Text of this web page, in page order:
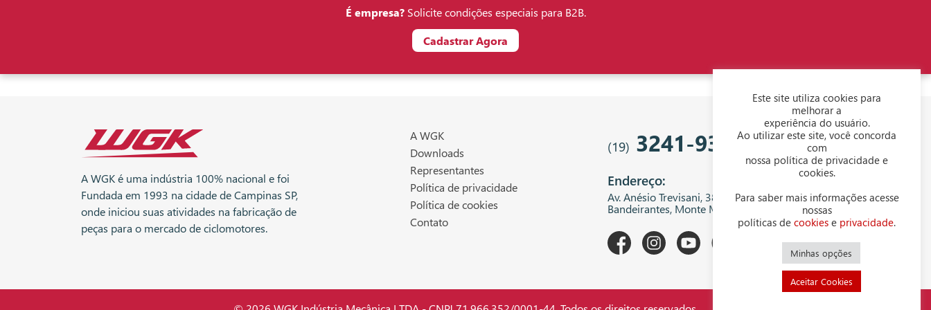
É empresa?Solicite condições especiais para B2B.
Cadastrar Agora
A WGK é uma indústria 100% nacional e foi
Fundada em 1993 na cidade de Campinas SP,
onde iniciou suas atividades na fabricação de
peças para o mercado de ciclomotores.
A WGK
Downloads
Representantes
Política de privacidade
Política de cookies
Contato
(19) 3241-9343
Endereço:
Av. Anésio Trevisani, 380 - Centro Empresarial
Bandeirantes, Monte Mor - SP, 13199-300
Este site utiliza cookies para
melhorar a
experiência do usuário.
Ao utilizar este site, você concorda
com
nossa política de privacidade e
cookies.
Para saber mais informações acesse
nossas
políticas de cookies e privacidade.
Minhas opções
Aceitar Cookies